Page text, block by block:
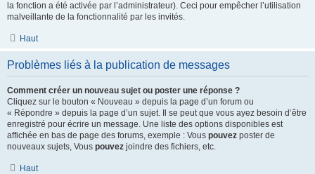
la fonction a été activée par l’administrateur). Ceci pour empêcher l’utilisation
malveillante de la fonctionnalité par les invités.
Haut
Problèmes liés à la publication de messages
Comment créer un nouveau sujet ou poster une réponse ?
Cliquez sur le bouton « Nouveau » depuis la page d’un forum ou
« Répondre » depuis la page d’un sujet. Il se peut que vous ayez besoin d’être
enregistré pour écrire un message. Une liste des options disponibles est
affichée en bas de page des forums, exemple : Vous pouvez poster de
nouveaux sujets, Vous pouvez joindre des fichiers, etc.
Haut